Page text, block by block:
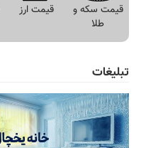
قیمت سکه و
طلا
قیمت ارز
تبلیغات